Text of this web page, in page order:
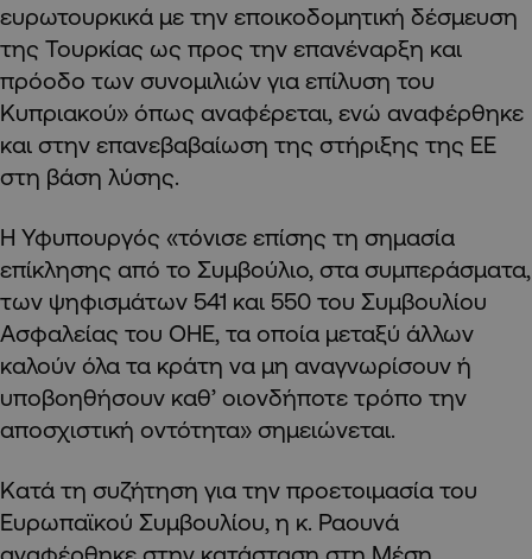
ευρωτουρκικά με την εποικοδομητική δέσμευση
της Τουρκίας ως προς την επανέναρξη και
πρόοδο των συνομιλιών για επίλυση του
Κυπριακού» όπως αναφέρεται, ενώ αναφέρθηκε
και στην επανεβαβαίωση της στήριξης της ΕΕ
στη βάση λύσης.
Η Υφυπουργός «τόνισε επίσης τη σημασία
επίκλησης από το Συμβούλιο, στα συμπεράσματα,
των ψηφισμάτων 541 και 550 του Συμβουλίου
Ασφαλείας του ΟΗΕ, τα οποία μεταξύ άλλων
καλούν όλα τα κράτη να μη αναγνωρίσουν ή
υποβοηθήσουν καθ’ οιονδήποτε τρόπο την
αποσχιστική οντότητα» σημειώνεται.
Κατά τη συζήτηση για την προετοιμασία του
Ευρωπαϊκού Συμβουλίου, η κ. Ραουνά